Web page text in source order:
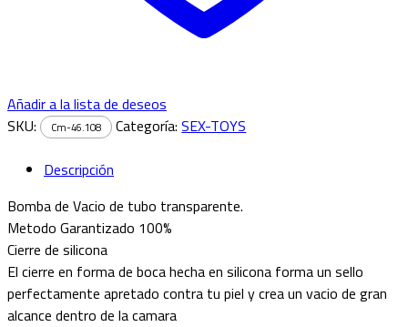
Añadir a la lista de deseos
SKU:
Cm-46.108 Categoría:SEX-TOYS
Descripción
Bomba de Vacio de tubo transparente.
Metodo Garantizado 100%
Cierre de silicona
El cierre en forma de boca hecha en silicona forma un sello
perfectamente apretado contra tu piel y crea un vacio de gran
alcance dentro de la camara